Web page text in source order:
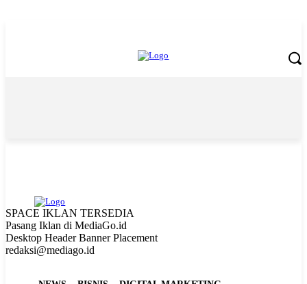
SPACE IKLAN TERSEDIA
Pasang Iklan di MediaGo.id
Desktop Header Banner Placement
redaksi@mediago.id